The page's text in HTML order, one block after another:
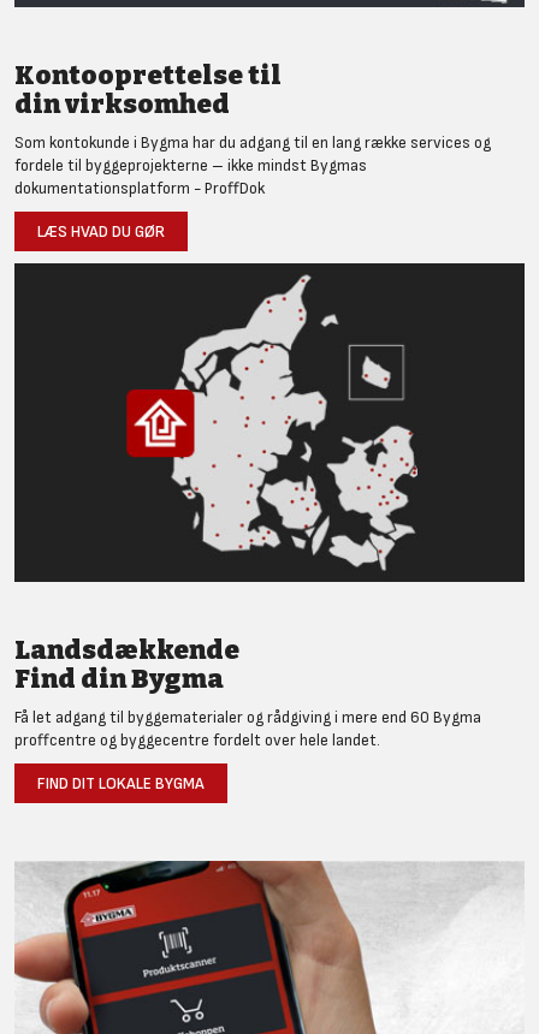
Kontooprettelse til
din virksomhed
Som kontokunde i Bygma har du adgang til en lang række services og
fordele til byggeprojekterne – ikke mindst Bygmas
dokumentationsplatform - ProffDok
LÆS HVAD DU GØR
Landsdækkende
Find din Bygma
Få let adgang til byggematerialer og rådgiving i mere end 60 Bygma
proffcentre og byggecentre fordelt over hele landet.
FIND DIT LOKALE BYGMA